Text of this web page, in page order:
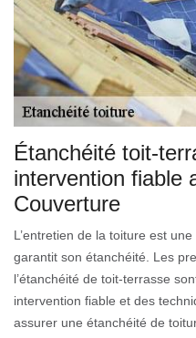
Étanchéité toit-
intervention fiable
Couverture
L’entretien de la toiture est
garantit son étanchéité. Les
l’étanchéité de toit-terrasse
intervention fiable et des
assurer une étanchéité de